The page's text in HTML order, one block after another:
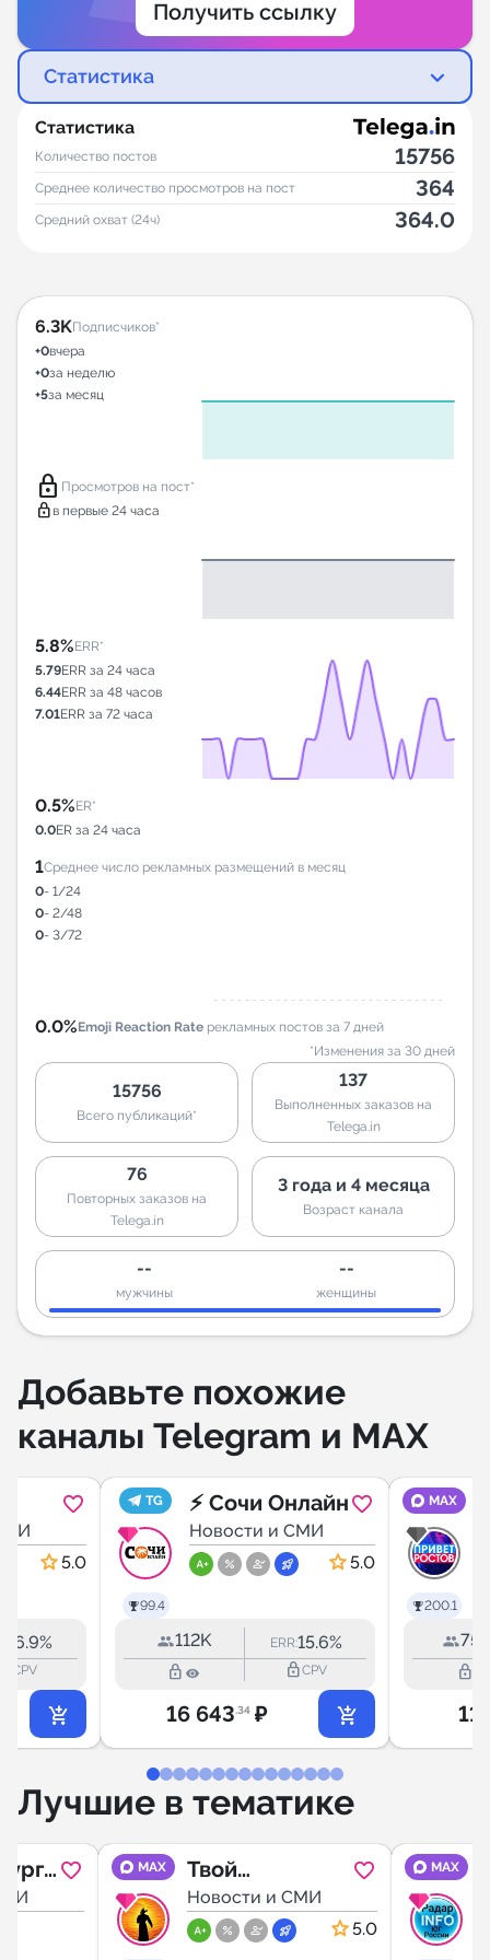
Получить ссылку
Статистика
Статистика
Количество постов 15756
Среднее количество просмотров на пост 364
Средний охват (24ч) 364.0
6.3KПодписчиков*
+0вчера
+0за неделю
+5за месяц
lock Просмотров на пост*
lock в первые 24 часа
5.8%ERR*
5.79ERR за 24 часа
6.44ERR за 48 часов
7.01ERR за 72 часа
0.5%ER*
0.0ER за 24 часа
1Среднее число рекламных размещений в месяц
0- 1/24
0- 2/48
0- 3/72
0.0%Emoji Reaction Rate рекламных постов за 7 дней
*Изменения за 30 дней
15756
Всего публикаций*
137
Выполненных заказов на
Telega.in
76
Повторных заказов на
Telega.in
3 года и 4 месяца
Возраст канала
--
мужчины
--
женщины
Добавьте похожие
каналы Telegram и MAX
5.0
16.9%
CPV
TG
99.4
⚡️ Сочи Онлайн
Новости и СМИ
5.0
112K ERR:15.6%
lock_outline lock_outlineCPV
16 643.34 ₽
MAX
200.1
lock_outline
11
Лучшие в тематике
MAX
Твой
Ставрополь
Новости и СМИ
5.0
MAX